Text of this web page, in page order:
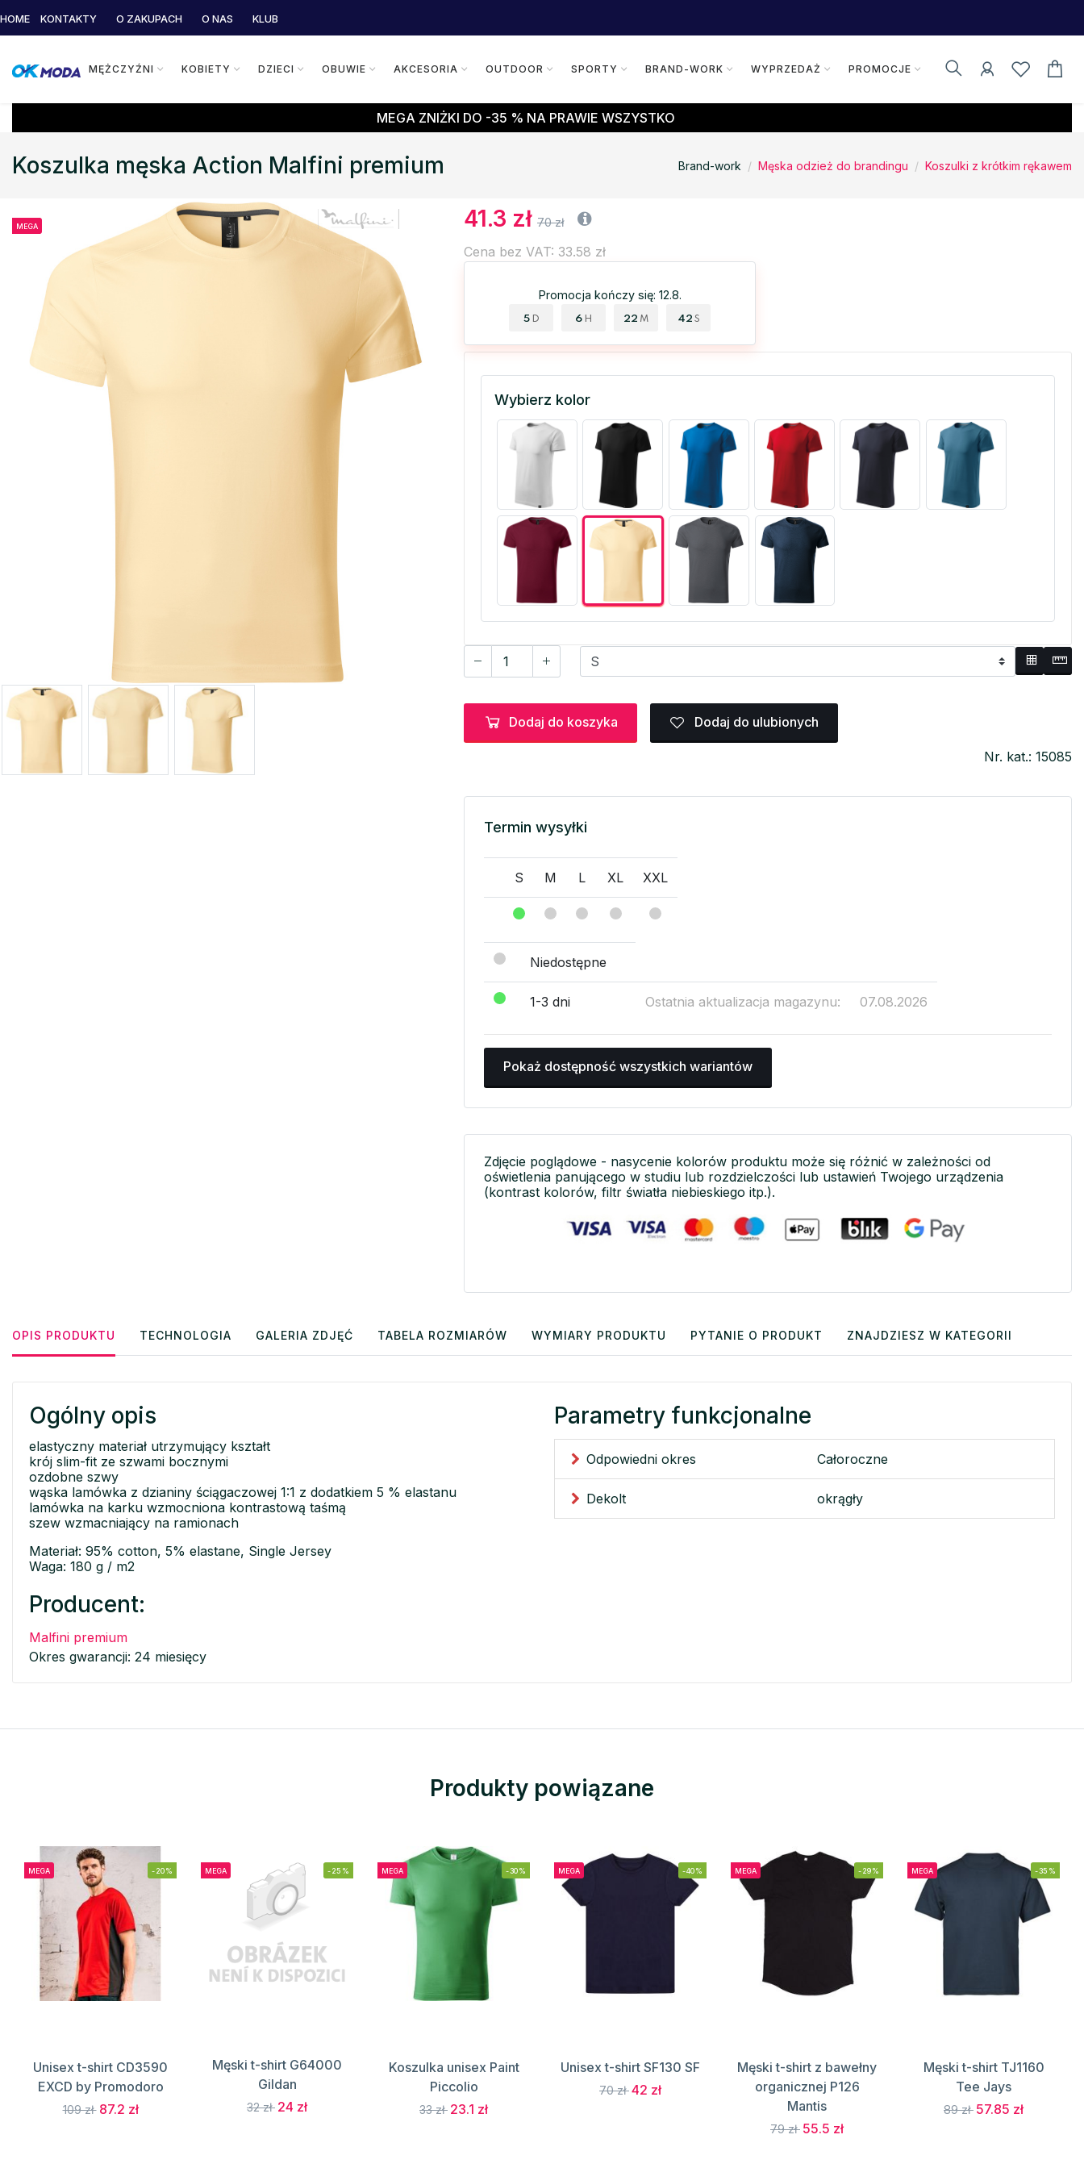
HOME KONTAKTY O ZAKUPACH O NAS KLUB
MĘŻCZYŹNI KOBIETY DZIECI OBUWIE AKCESORIA OUTDOOR SPORTY BRAND-WORK WYPRZEDAŻ PROMOCJE
MEGA ZNIŻKI DO -35 % NA PRAWIE WSZYSTKO
Koszulka męska Action Malfini premium Brand-work Męska odzież do brandingu Koszulki z krótkim rękawem
MEGA 41.3 zł 70 zł
Cena bez VAT: 33.58 zł
Promocja kończy się: 12.8.
5 D 6 H 22 M 41 S
Wybierz kolor
Dodaj do koszyka Dodaj do ulubionych
Nr. kat.: 15085
Termin wysyłki
S M L XL XXL
Niedostępne
1-3 dni Ostatnia aktualizacja magazynu: 07.08.2026
Pokaż dostępność wszystkich wariantów
Zdjęcie poglądowe - nasycenie kolorów produktu może się różnić w zależności od
oświetlenia panującego w studiu lub rozdzielczości lub ustawień Twojego urządzenia
(kontrast kolorów, filtr światła niebieskiego itp.).
OPIS PRODUKTU TECHNOLOGIA GALERIA ZDJĘĆ TABELA ROZMIARÓW WYMIARY PRODUKTU PYTANIE O PRODUKT ZNAJDZIESZ W KATEGORII
Ogólny opis
elastyczny materiał utrzymujący kształt
krój slim-fit ze szwami bocznymi
ozdobne szwy
wąska lamówka z dzianiny ściągaczowej 1:1 z dodatkiem 5 % elastanu
lamówka na karku wzmocniona kontrastową taśmą
szew wzmacniający na ramionach
Materiał: 95% cotton, 5% elastane, Single Jersey
Waga: 180 g / m2
Producent:
Malfini premium
Okres gwarancji: 24 miesięcy
Parametry funkcjonalne
Odpowiedni okres Całoroczne
Dekolt okrągły
Produkty powiązane
MEGA -20%
Unisex t-shirt CD3590
EXCD by Promodoro
109 zł 87.2 zł
MEGA -25%
Męski t-shirt G64000
Gildan
32 zł 24 zł
MEGA -30%
Koszulka unisex Paint
Piccolio
33 zł 23.1 zł
MEGA -40%
Unisex t-shirt SF130 SF
70 zł42 zł
MEGA -29%
Męski t-shirt z bawełny
organicznej P126
Mantis
79 zł 55.5 zł
MEGA -35%
Męski t-shirt TJ1160
Tee Jays
89 zł 57.85 zł